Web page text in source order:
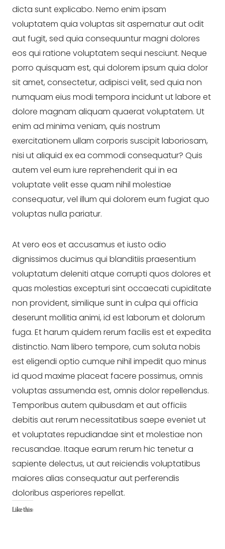
dicta sunt explicabo. Nemo enim ipsam
voluptatem quia voluptas sit aspernatur aut odit
aut fugit, sed quia consequuntur magni dolores
eos qui ratione voluptatem sequi nesciunt. Neque
porro quisquam est, qui dolorem ipsum quia dolor
sit amet, consectetur, adipisci velit, sed quia non
numquam eius modi tempora incidunt ut labore et
dolore magnam aliquam quaerat voluptatem. Ut
enim ad minima veniam, quis nostrum
exercitationem ullam corporis suscipit laboriosam,
nisi ut aliquid ex ea commodi consequatur? Quis
autem vel eum iure reprehenderit qui in ea
voluptate velit esse quam nihil molestiae
consequatur, vel illum qui dolorem eum fugiat quo
voluptas nulla pariatur.
At vero eos et accusamus et iusto odio
dignissimos ducimus qui blanditiis praesentium
voluptatum deleniti atque corrupti quos dolores et
quas molestias excepturi sint occaecati cupiditate
non provident, similique sunt in culpa qui officia
deserunt mollitia animi, id est laborum et dolorum
fuga. Et harum quidem rerum facilis est et expedita
distinctio. Nam libero tempore, cum soluta nobis
est eligendi optio cumque nihil impedit quo minus
id quod maxime placeat facere possimus, omnis
voluptas assumenda est, omnis dolor repellendus.
Temporibus autem quibusdam et aut officiis
debitis aut rerum necessitatibus saepe eveniet ut
et voluptates repudiandae sint et molestiae non
recusandae. Itaque earum rerum hic tenetur a
sapiente delectus, ut aut reiciendis voluptatibus
maiores alias consequatur aut perferendis
doloribus asperiores repellat.
Like this: